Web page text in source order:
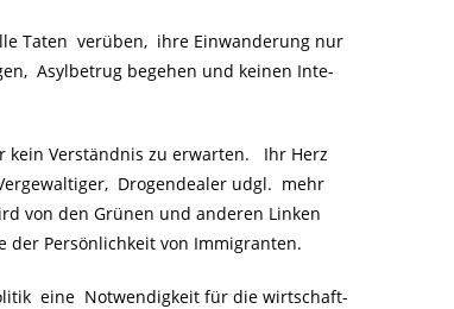
Taten verüben, ihre Einwanderung nur
Asylbetrug begehen und keinen Inte-
kein Verständnis zu erwarten. Ihr Herz
Drogendealer udgl. mehr
von den Grünen und anderen Linken
der Persönlichkeit von Immigranten.
eine Notwendigkeit für die wirtschaft-